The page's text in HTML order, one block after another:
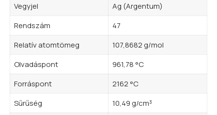
Vegyjel
Ag (Argentum)
Rendszám
47
Relatív atomtömeg
107,8682 g/mol
Olvadáspont
961,78 °C
Forráspont
2162 °C
Sűrűség
10,49 g/cm³